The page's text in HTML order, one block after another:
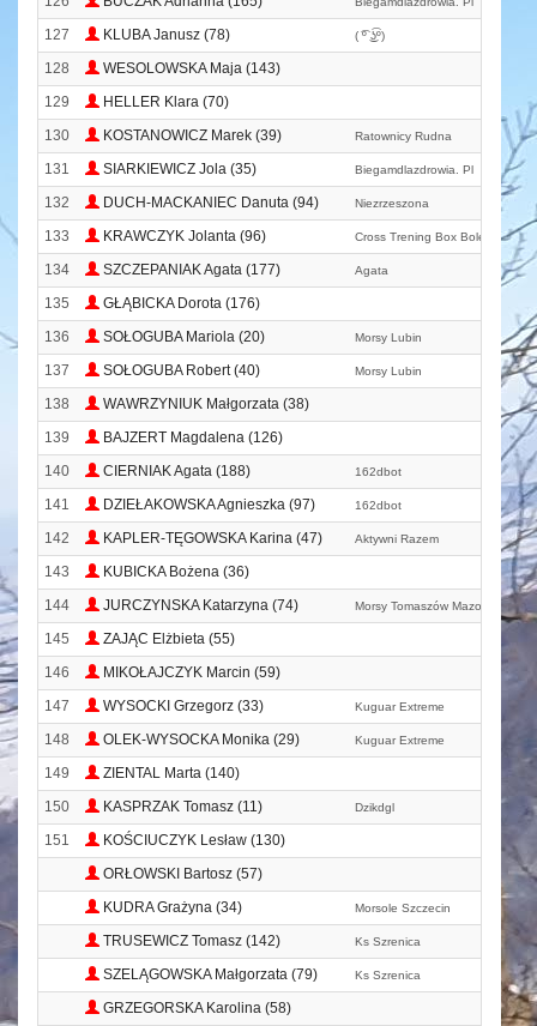
127 KLUBA Janusz (78) ( ͡º ͜ʖ͡º)
128
WESOLOWSKA Maja (143)
129
HELLER Klara (70)
130
KOSTANOWICZ Marek (39) Ratownicy Rudna
131 SIARKIEWICZ Jola (35) Biegamdlazdrowia. Pl
132 DUCH-MACKANIEC Danuta (94) Niezrzeszona
133 KRAWCZYK Jolanta (96) Cross Trening Box Bolesławiec
134 SZCZEPANIAK Agata (177) Agata
135
GŁĄBICKA Dorota (176)
136
SOŁOGUBA Mariola (20) Morsy Lubin
137 SOŁOGUBA Robert (40) Morsy Lubin
138
WAWRZYNIUK Małgorzata (38)
139
BAJZERT Magdalena (126)
140
CIERNIAK Agata (188) 162dbot
141 DZIEŁAKOWSKA Agnieszka (97) 162dbot
142 KAPLER-TĘGOWSKA Karina (47) Aktywni Razem
143
KUBICKA Bożena (36)
144
JURCZYNSKA Katarzyna (74) Morsy Tomaszów Mazowiecki
145
ZAJĄC Elżbieta (55)
146
MIKOŁAJCZYK Marcin (59)
147
WYSOCKI Grzegorz (33) Kuguar Extreme
148 OLEK-WYSOCKA Monika (29) Kuguar Extreme
149
ZIENTAL Marta (140)
150
KASPRZAK Tomasz (11) Dzikdgl
151
KOŚCIUCZYK Lesław (130)
ORŁOWSKI Bartosz (57)
KUDRA Grażyna (34)
Morsole Szczecin
TRUSEWICZ Tomasz (142) Ks Szrenica
SZELĄGOWSKA Małgorzata (79) Ks Szrenica
GRZEGORSKA Karolina (58)